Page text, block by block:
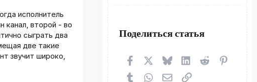
исполнитель
канал, второй - во
сыграть два
две такие
звучит широко,
Поделиться статья
FacebookX (Twitter)
BlueskyLinkedInReddit
Tumblr WhatsApp
Электронная почта
Ссылка